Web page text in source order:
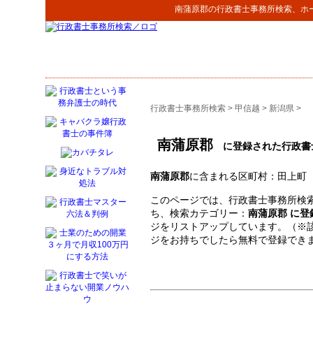
南蒲原郡の行政書士事務所検索、ホ
行政書士事務所検索 > 甲信越 > 新潟県 >
南蒲原郡 に登録された行政書
南蒲原郡に含まれる区町村：田上町
このページでは、行政書士事務所検
ち、検索カテゴリー： 南蒲原郡 に登
ジをリストアップしています。（※
ジをお持ちでしたら無料で登録でき